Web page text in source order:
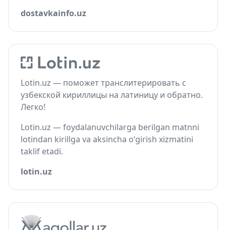
dostavkainfo.uz
Lotin.uz — поможет транслитерировать с
узбекской кириллицы на латиницу и обратно.
Легко!
Lotin.uz — foydalanuvchilarga berilgan matnni
lotindan kirillga va aksincha o‘girish xizmatini
taklif etadi.
lotin.uz